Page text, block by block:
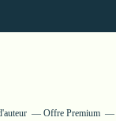
Offre Premium